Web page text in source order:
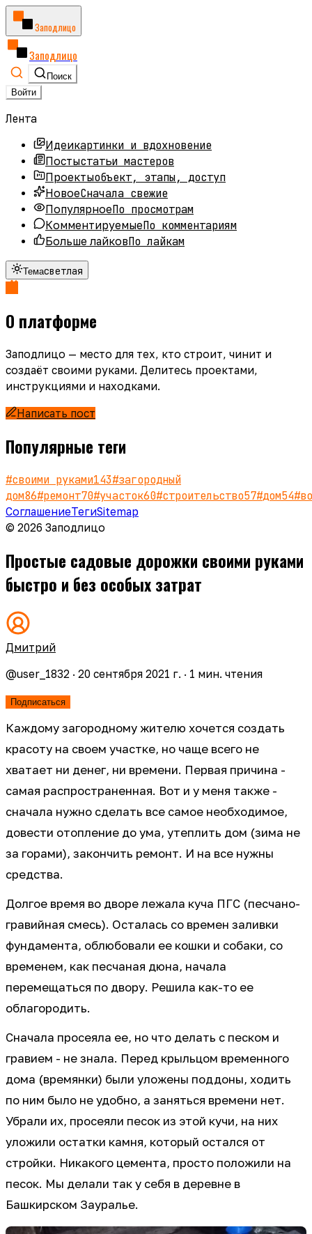
Заподлицо
Заподлицо
Поиск
Войти
Лента
Идеикартинки и вдохновение
Постыстатьи мастеров
Проектыобъект, этапы, доступ
НовоеСначала свежие
ПопулярноеПо просмотрам
КомментируемыеПо комментариям
Больше лайковПо лайкам
Темасветлая
О платформе
Заподлицо — место для тех, кто строит, чинит и
создаёт своими руками. Делитесь проектами,
инструкциями и находками.
Написать пост
Популярные теги
#своими руками143#загородный
дом86#ремонт70#участок60#строительство57#дом54#
СоглашениеТегиSitemap
© 2026 Заподлицо
Простые садовые дорожки своими руками
быстро и без особых затрат
Дмитрий
@user_1832 · 20 сентября 2021 г. · 1 мин. чтения
Подписаться
Каждому загородному жителю хочется создать
красоту на своем участке, но чаще всего не
хватает ни денег, ни времени. Первая причина -
самая распространенная. Вот и у меня также -
сначала нужно сделать все самое необходимое,
довести отопление до ума, утеплить дом (зима не
за горами), закончить ремонт. И на все нужны
средства.
Долгое время во дворе лежала куча ПГС (песчано-
гравийная смесь). Осталась со времен заливки
фундамента, облюбовали ее кошки и собаки, со
временем, как песчаная дюна, начала
перемещаться по двору. Решила как-то ее
облагородить.
Сначала просеяла ее, но что делать с песком и
гравием - не знала. Перед крыльцом временного
дома (времянки) были уложены поддоны, ходить
по ним было не удобно, а заняться времени нет.
Убрали их, просеяли песок из этой кучи, на них
уложили остатки камня, который остался от
стройки. Никакого цемента, просто положили на
песок. Мы делали так у себя в деревне в
Башкирском Зауралье.